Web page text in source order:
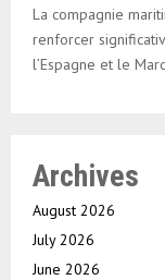
La compagnie
renforcer
l’Espagne et le
Archives
August 2026
July 2026
June 2026